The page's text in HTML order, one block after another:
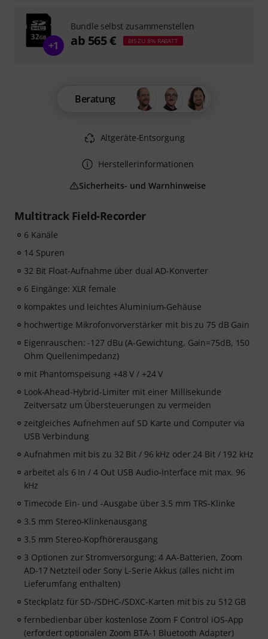
Multitrack Field-Recorder
6 Kanäle
14 Spuren
32 Bit Float-Aufnahme über dual AD-Konverter
6 Eingänge: XLR female
kompaktes und leichtes Aluminium-Gehäuse
hochwertige Mikrofonvorverstärker mit bis zu 75 dB Gain
Eigenrauschen: -127 dBu (A-Gewichtung, Gain=75dB, 150
Ohm Quellenimpedanz)
mit Phantomspeisung +48 V / +24 V
Look-Ahead-Hybrid-Limiter mit einer Millisekunde
Zeitversatz um Übersteuerungen zu vermeiden
zeitgleiches Aufnehmen auf SD Karte und Computer via
USB Verbindung
Aufnahmen mit bis zu 32 Bit / 96 kHz oder 24 Bit / 192 kHz
arbeitet als 6 In / 4 Out USB Audio-Interface mit max. 96
kHz
Timecode Ein- und -Ausgabe über 3.5 mm TRS-Klinke
3.5 mm Stereo-Klinkenausgang
3.5 mm Stereo-Kopfhörerausgang
3 Optionen zur Stromversorgung: 4 AA-Batterien, Zoom
AD-17 Netzteil oder Sony L-Serie Akkus (alles nicht im
Lieferumfang enthalten)
Steckplatz für SD-/SDHC-/SDXC-Karten mit bis zu 512 GB
fernbedienbar über kostenlose Zoom F Control iOS-App
(erfordert optionalen Zoom BTA-1 Bluetooth Adapter)
Beratung
Altgeräte-Entsorgung
Herstellerinformationen
Sicherheits- und Warnhinweise
+1
Bundle selbst zusammenstellen
ab 565 € BIS ZU 8% RABATT